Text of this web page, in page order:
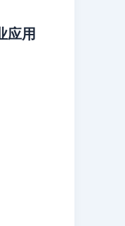
应用